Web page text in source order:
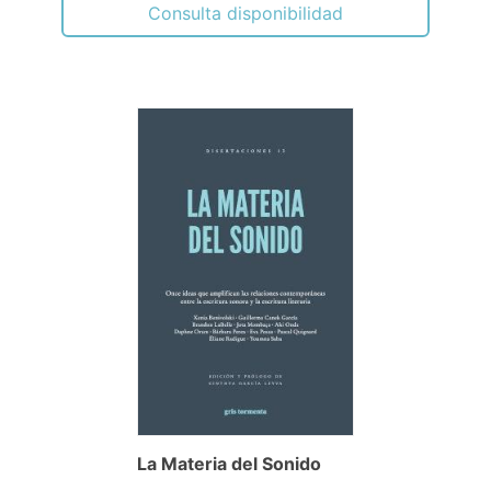
Consulta disponibilidad
La Materia del Sonido